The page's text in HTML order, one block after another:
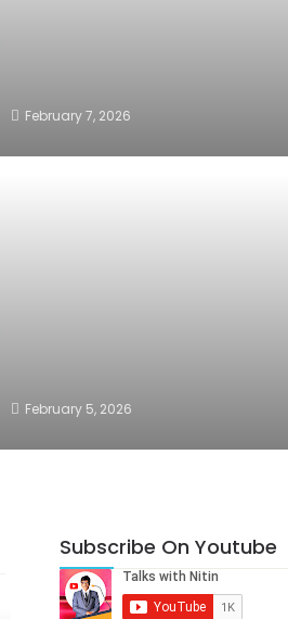
February 7, 2026
February 5, 2026
Subscribe On Youtube